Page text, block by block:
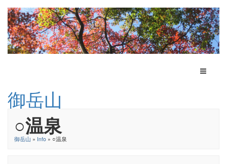
Toggle
御岳山
○温泉
御岳山 » Info » ○温泉